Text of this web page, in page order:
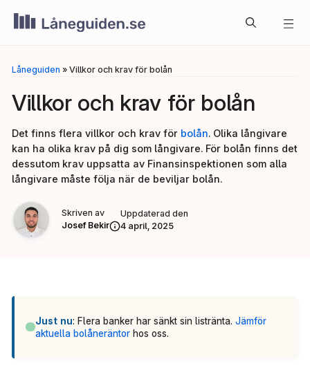
Låneguiden » Villkor och krav för bolån
Villkor och krav för bolån
Det finns flera villkor och krav för bolån. Olika långivare
kan ha olika krav på dig som långivare. För bolån finns det
dessutom krav uppsatta av Finansinspektionen som alla
långivare måste följa när de beviljar bolån.
Skriven av
Josef Bekir
Uppdaterad den
4 april, 2025
Just nu: Flera banker har sänkt sin listränta. Jämför
aktuella bolåneräntorhos oss.